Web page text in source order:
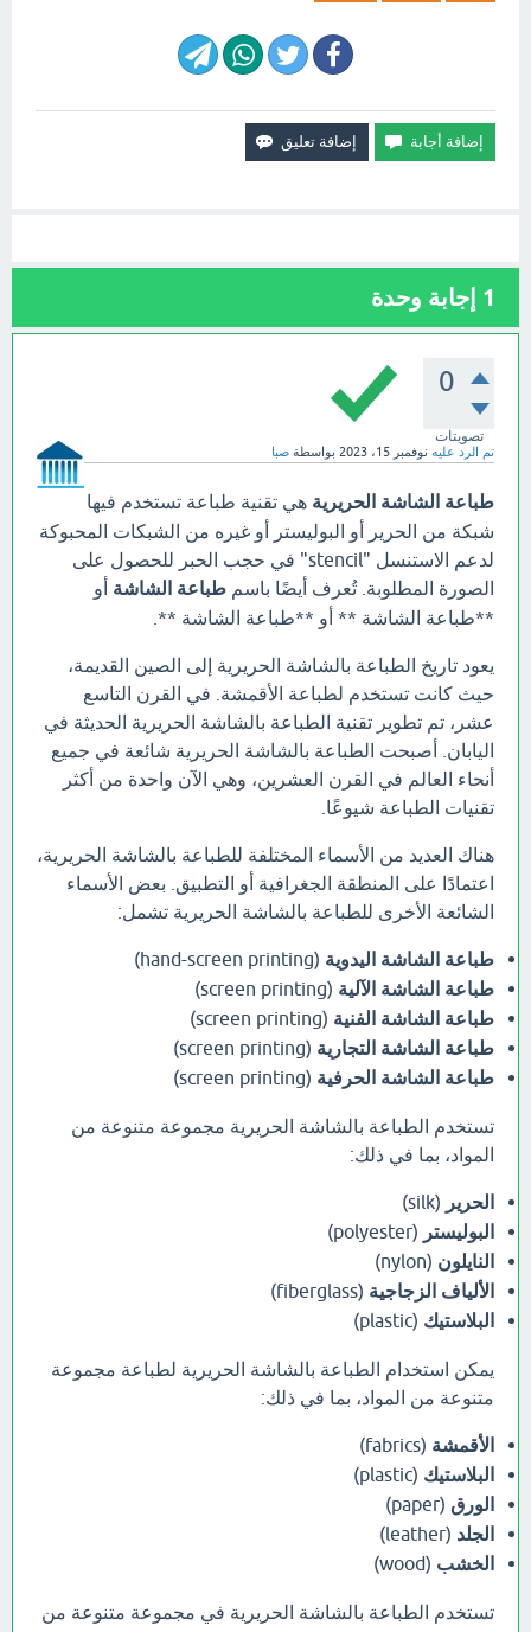
1 إجابة وحدة
0
تصويتات
تم الرد عليه نوفمبر 15، 2023 بواسطة صبا
طباعة الشاشة الحريرية هي تقنية طباعة تستخدم فيها
شبكة من الحرير أو البوليستر أو غيره من الشبكات المحبوكة
لدعم الاستنسل "stencil" في حجب الحبر للحصول على
الصورة المطلوبة. تُعرف أيضًا باسم طباعة الشاشة أو
**طباعة الشاشة ** أو **طباعة الشاشة **.
يعود تاريخ الطباعة بالشاشة الحريرية إلى الصين القديمة،
حيث كانت تستخدم لطباعة الأقمشة. في القرن التاسع
عشر، تم تطوير تقنية الطباعة بالشاشة الحريرية الحديثة في
اليابان. أصبحت الطباعة بالشاشة الحريرية شائعة في جميع
أنحاء العالم في القرن العشرين، وهي الآن واحدة من أكثر
تقنيات الطباعة شيوعًا.
هناك العديد من الأسماء المختلفة للطباعة بالشاشة الحريرية،
اعتمادًا على المنطقة الجغرافية أو التطبيق. بعض الأسماء
الشائعة الأخرى للطباعة بالشاشة الحريرية تشمل:
طباعة الشاشة اليدوية (hand-screen printing)
طباعة الشاشة الآلية (screen printing)
طباعة الشاشة الفنية (screen printing)
طباعة الشاشة التجارية (screen printing)
طباعة الشاشة الحرفية (screen printing)
تستخدم الطباعة بالشاشة الحريرية مجموعة متنوعة من
المواد، بما في ذلك:
الحرير (silk)
البوليستر (polyester)
النايلون (nylon)
الألياف الزجاجية (fiberglass)
البلاستيك (plastic)
يمكن استخدام الطباعة بالشاشة الحريرية لطباعة مجموعة
متنوعة من المواد، بما في ذلك:
الأقمشة (fabrics)
البلاستيك (plastic)
الورق (paper)
الجلد (leather)
الخشب (wood)
تستخدم الطباعة بالشاشة الحريرية في مجموعة متنوعة من